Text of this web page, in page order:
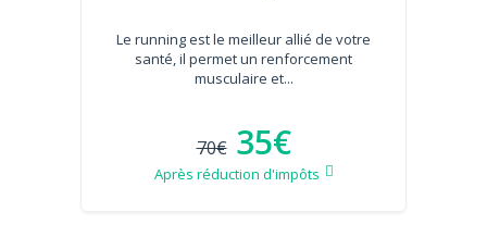
Le running est le meilleur allié de votre
santé, il permet un renforcement
musculaire et...
70€ 35€
Après réduction d'impôts